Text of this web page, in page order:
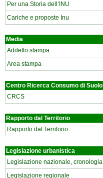
Per una Storia dell’INU
Cariche e proposte Inu
Media
Addetto stampa
Area stampa
Centro Ricerca Consumo di Suolo
CRCS
Rapporto dal Territorio
Rapporto dal Territorio
Legislazione urbanistica
Legislazione nazionale, cronologia
Legislazione regionale